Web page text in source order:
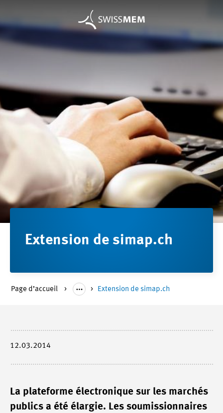
Extension de simap.ch
Page d’accueil Extension de simap.ch
12.03.2014
La plateforme électronique sur les marchés
publics a été élargie. Les soumissionnaires